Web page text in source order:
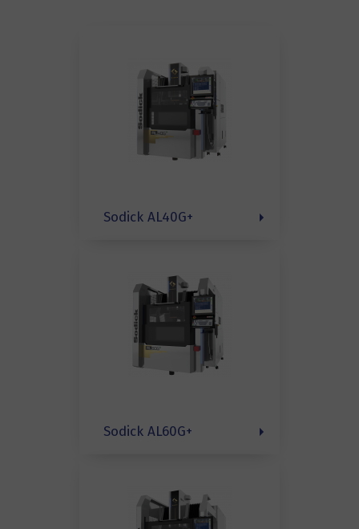
Sodick AL40G+
Sodick AL60G+